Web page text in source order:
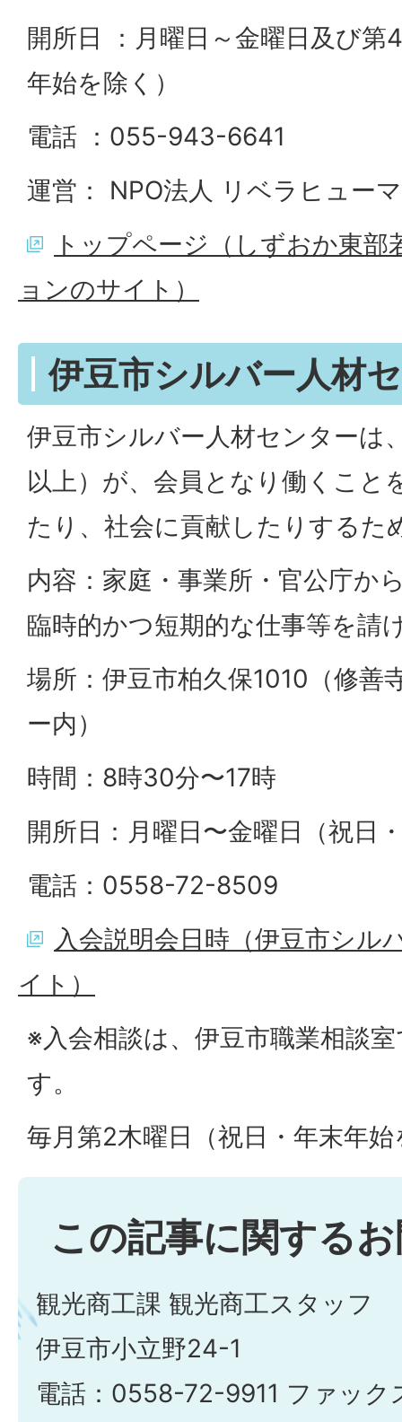
開所日 ：月曜日～金曜日及び第
年始を除く）
電話 ：055-943-6641
運営： NPO法人 リベラヒュー
トップページ（しずおか東
ョンのサイト）
伊豆市シルバー人材
伊豆市シルバー人材センターは
以上）が、会員となり働くこと
たり、社会に貢献したりするた
内容：家庭・事業所・官公庁か
臨時的かつ短期的な仕事等を請
場所：伊豆市柏久保1010（修善
ー内）
時間：8時30分〜17時
開所日：月曜日〜金曜日（祝日
電話：0558-72-8509
入会説明会日時（伊豆市シル
イト）
※入会相談は、伊豆市職業相談
す。
毎月第2木曜日（祝日・年末年
この記事に関する
観光商工課 観光商工スタッフ
伊豆市小立野24-1
電話：0558-72-9911 ファッ